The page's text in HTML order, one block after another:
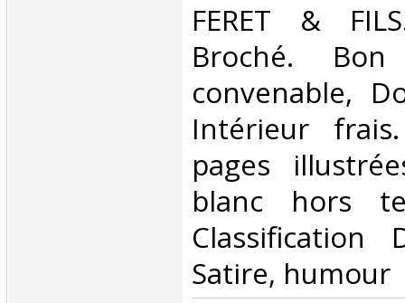
‎FERET &
Broché.
convenable,
Intérieur
pages
blanc hors
Classification
Satire, humour‎